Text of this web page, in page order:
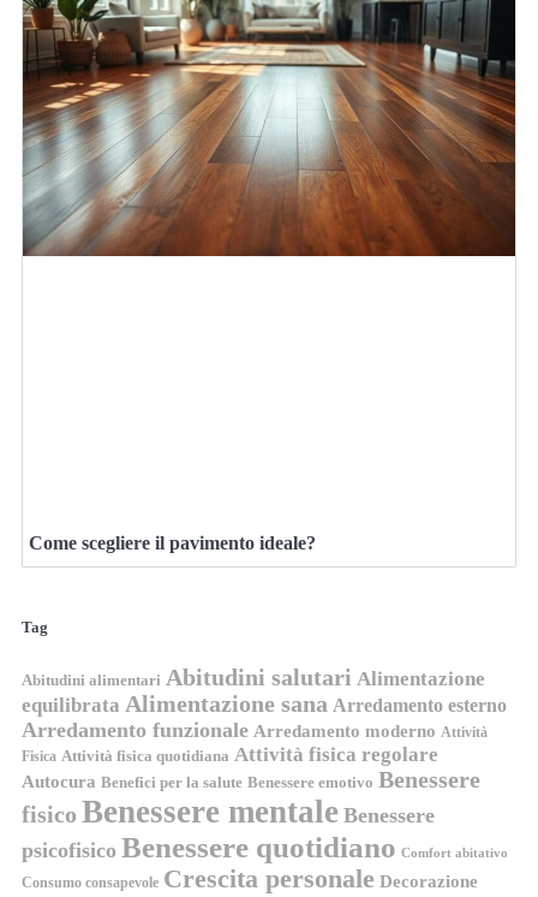
Come scegliere il pavimento ideale?
Tag
Abitudini alimentari Abitudini salutari Alimentazione
equilibrata Alimentazione sana Arredamento esterno
Arredamento funzionale Arredamento moderno Attività
Fisica Attività fisica quotidiana Attività fisica regolare
Autocura Benefici per la salute Benessere emotivo Benessere
fisico Benessere mentale Benessere
psicofisico Benessere quotidiano Comfort abitativo
Consumo consapevole Crescita personale Decorazione